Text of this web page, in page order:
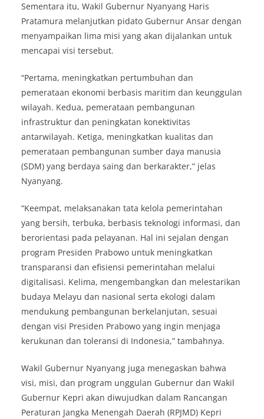
Sementara itu, Wakil Gubernur Nyanyang Haris
Pratamura melanjutkan pidato Gubernur Ansar dengan
menyampaikan lima misi yang akan dijalankan untuk
mencapai visi tersebut.
“Pertama, meningkatkan pertumbuhan dan
pemerataan ekonomi berbasis maritim dan keunggulan
wilayah. Kedua, pemerataan pembangunan
infrastruktur dan peningkatan konektivitas
antarwilayah. Ketiga, meningkatkan kualitas dan
pemerataan pembangunan sumber daya manusia
(SDM) yang berdaya saing dan berkarakter,” jelas
Nyanyang.
“Keempat, melaksanakan tata kelola pemerintahan
yang bersih, terbuka, berbasis teknologi informasi, dan
berorientasi pada pelayanan. Hal ini sejalan dengan
program Presiden Prabowo untuk meningkatkan
transparansi dan efisiensi pemerintahan melalui
digitalisasi. Kelima, mengembangkan dan melestarikan
budaya Melayu dan nasional serta ekologi dalam
mendukung pembangunan berkelanjutan, sesuai
dengan visi Presiden Prabowo yang ingin menjaga
kerukunan dan toleransi di Indonesia,” tambahnya.
Wakil Gubernur Nyanyang juga menegaskan bahwa
visi, misi, dan program unggulan Gubernur dan Wakil
Gubernur Kepri akan diwujudkan dalam Rancangan
Peraturan Jangka Menengah Daerah (RPJMD) Kepri